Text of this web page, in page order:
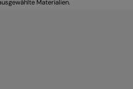
Materialien.